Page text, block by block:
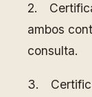
2.
ambos
consulta.
3.